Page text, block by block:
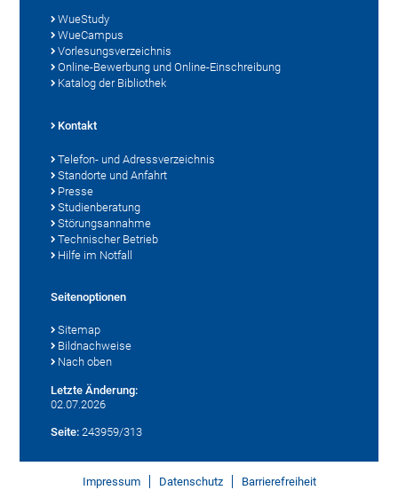
WueStudy
WueCampus
Vorlesungsverzeichnis
Online-Bewerbung und Online-Einschreibung
Katalog der Bibliothek
Kontakt
Telefon- und Adressverzeichnis
Standorte und Anfahrt
Presse
Studienberatung
Störungsannahme
Technischer Betrieb
Hilfe im Notfall
Seitenoptionen
Sitemap
Bildnachweise
Nach oben
Letzte Änderung:
02.07.2026
Seite: 243959/313
Impressum Datenschutz Barrierefreiheit